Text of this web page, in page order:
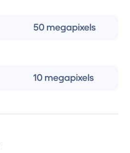
50 megapixels
10 megapixels